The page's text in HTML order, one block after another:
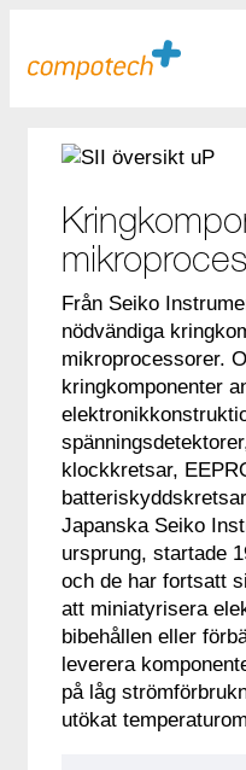
Från Seiko
nödvändiga
mikroprocessorer.
kringkomponenter
klockkretsar,
Japanska Seiko
ursprung, startade
och de har fortsatt
att miniatyrisera
bibehållen eller
leverera
på låg
utökat